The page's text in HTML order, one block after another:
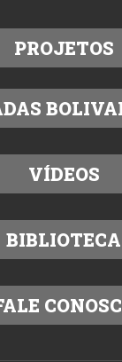
PROJETOS
VÍDEOS
BIBLIOTECA